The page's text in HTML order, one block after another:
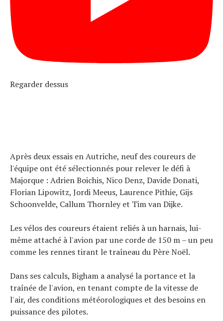
Regarder dessus
Après deux essais en Autriche, neuf des coureurs de
l'équipe ont été sélectionnés pour relever le défi à
Majorque : Adrien Boichis, Nico Denz, Davide Donati,
Florian Lipowitz, Jordi Meeus, Laurence Pithie, Gijs
Schoonvelde, Callum Thornley et Tim van Dijke.
Les vélos des coureurs étaient reliés à un harnais, lui-
même attaché à l'avion par une corde de 150 m – un peu
comme les rennes tirant le traîneau du Père Noël.
Dans ses calculs, Bigham a analysé la portance et la
traînée de l'avion, en tenant compte de la vitesse de
l'air, des conditions météorologiques et des besoins en
puissance des pilotes.